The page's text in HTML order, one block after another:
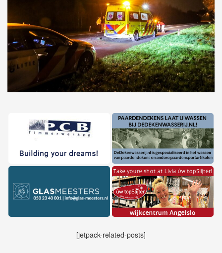
[jetpack-related-posts]